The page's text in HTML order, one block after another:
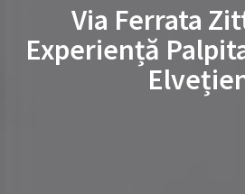
Via Ferrata
Experiență